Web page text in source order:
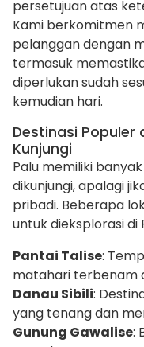
persetujuan atas
Kami berkomitmen
pelanggan dengan
termasuk
diperlukan sudah
kemudian hari.
Destinasi Populer
Kunjungi
Palu memiliki
dikunjungi, apalagi
pribadi. Beberapa
untuk dieksplorasi di
Pantai Talise:
matahari terbenam
Danau Sibili:
yang tenang dan
Gunung Gawalise: